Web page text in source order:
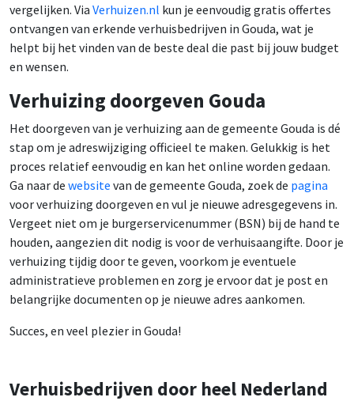
vergelijken. Via Verhuizen.nl kun je eenvoudig gratis offertes
ontvangen van erkende verhuisbedrijven in Gouda, wat je
helpt bij het vinden van de beste deal die past bij jouw budget
en wensen.
Verhuizing doorgeven Gouda
Het doorgeven van je verhuizing aan de gemeente Gouda is dé
stap om je adreswijziging officieel te maken. Gelukkig is het
proces relatief eenvoudig en kan het online worden gedaan.
Ga naar de website van de gemeente Gouda, zoek de pagina
voor verhuizing doorgeven en vul je nieuwe adresgegevens in.
Vergeet niet om je burgerservicenummer (BSN) bij de hand te
houden, aangezien dit nodig is voor de verhuisaangifte. Door je
verhuizing tijdig door te geven, voorkom je eventuele
administratieve problemen en zorg je ervoor dat je post en
belangrijke documenten op je nieuwe adres aankomen.
Succes, en veel plezier in Gouda!
Verhuisbedrijven door heel Nederland